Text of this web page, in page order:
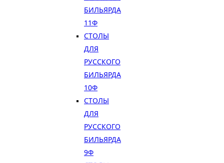
БИЛЬЯРДА
11Ф
СТОЛЫ
ДЛЯ
РУССКОГО
БИЛЬЯРДА
10Ф
СТОЛЫ
ДЛЯ
РУССКОГО
БИЛЬЯРДА
9Ф